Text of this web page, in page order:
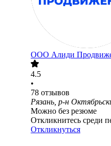
ООО Алиди
4.5
•
78 отзывов
Рязань, р-н
Можно без резюме
Откликнитесь среди
Откликнуться